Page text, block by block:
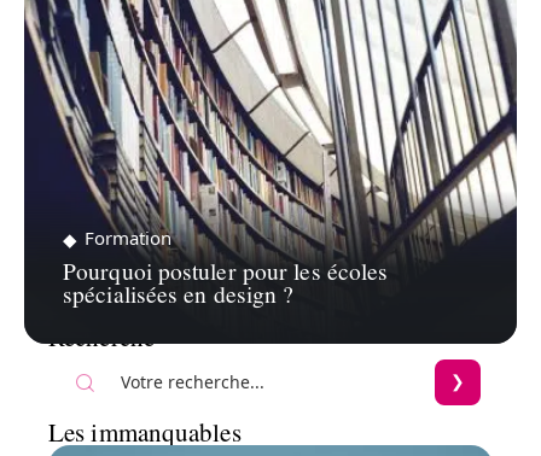
Formation
Pourquoi postuler pour les écoles
spécialisées en design ?
Recherche
Les immanquables